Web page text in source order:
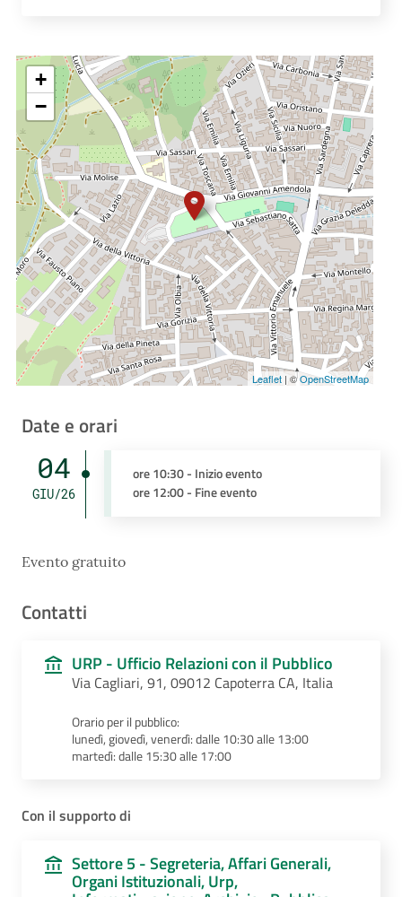
+
−
Leaflet | ©OpenStreetMap
Date e orari
04
GIU/26
ore 10:30 - Inizio evento
ore 12:00 - Fine evento
Evento gratuito
Contatti
URP - Ufficio Relazioni con il Pubblico
Via Cagliari, 91, 09012 Capoterra CA, Italia
Orario per il pubblico:
lunedì, giovedì, venerdì: dalle 10:30 alle 13:00
martedì: dalle 15:30 alle 17:00
Con il supporto di
Settore 5 - Segreteria, Affari Generali,
Organi Istituzionali, Urp,